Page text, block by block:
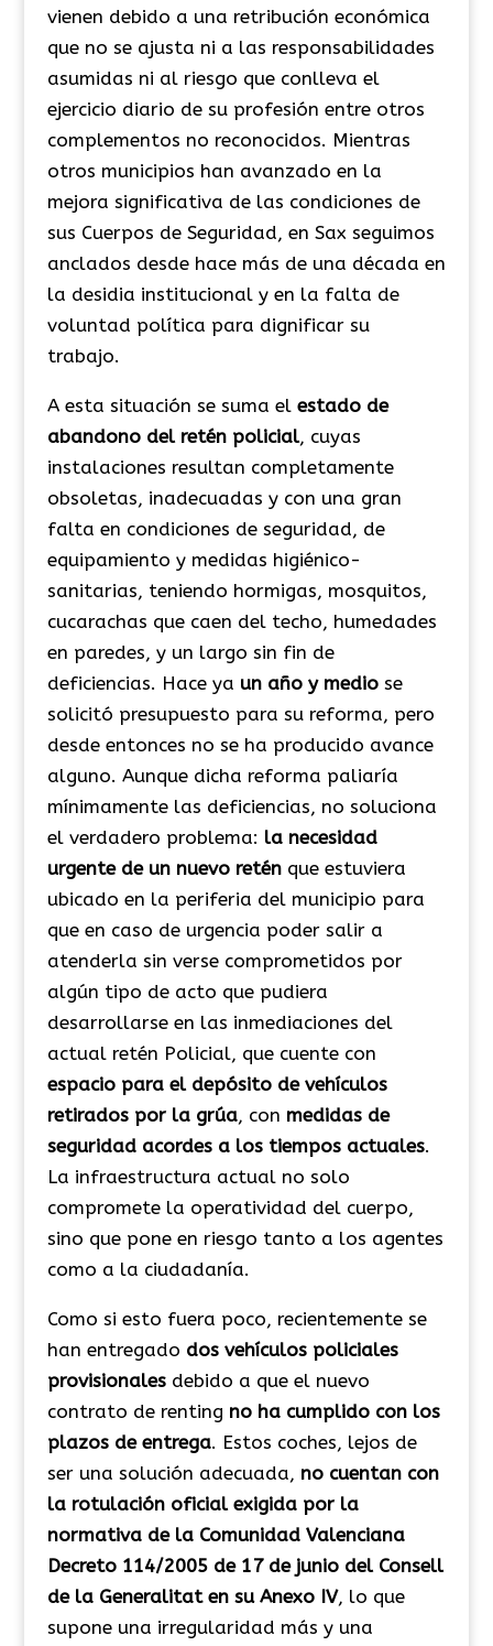
vienen debido a una retribución económica
que no se ajusta ni a las responsabilidades
asumidas ni al riesgo que conlleva el
ejercicio diario de su profesión entre otros
complementos no reconocidos. Mientras
otros municipios han avanzado en la
mejora significativa de las condiciones de
sus Cuerpos de Seguridad, en Sax seguimos
anclados desde hace más de una década en
la desidia institucional y en la falta de
voluntad política para dignificar su
trabajo.
A esta situación se suma el estado de
abandono del retén policial, cuyas
instalaciones resultan completamente
obsoletas, inadecuadas y con una gran
falta en condiciones de seguridad, de
equipamiento y medidas higiénico-
sanitarias, teniendo hormigas, mosquitos,
cucarachas que caen del techo, humedades
en paredes, y un largo sin fin de
deficiencias. Hace ya un año y mediose
solicitó presupuesto para su reforma, pero
desde entonces no se ha producido avance
alguno. Aunque dicha reforma paliaría
mínimamente las deficiencias, no soluciona
el verdadero problema: la necesidad
urgente de un nuevo reténque estuviera
ubicado en la periferia del municipio para
que en caso de urgencia poder salir a
atenderla sin verse comprometidos por
algún tipo de acto que pudiera
desarrollarse en las inmediaciones del
actual retén Policial, que cuente con
espacio para el depósito de vehículos
retirados por la grúa, con medidas de
seguridad acordes a los tiempos actuales.
La infraestructura actual no solo
compromete la operatividad del cuerpo,
sino que pone en riesgo tanto a los agentes
como a la ciudadanía.
Como si esto fuera poco, recientemente se
han entregado dos vehículos policiales
provisionalesdebido a que el nuevo
contrato de renting no ha cumplido con los
plazos de entrega. Estos coches, lejos de
ser una solución adecuada, no cuentan con
la rotulación oficial exigida por la
normativa de la Comunidad Valenciana
Decreto 114/2005 de 17 de junio del Consell
de la Generalitat en su Anexo IV, lo que
supone una irregularidad más y una